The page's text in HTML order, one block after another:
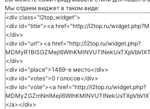
Мы отдаем виджет в таком виде:
<div class="l2top_widget">
<div id="title"><a href="http://l2top.ru/
</div>
<div id="url"><a href="http://l2top.ru/widget.php?
</div>
<div id="place">1469-е место</div>
<div id="votes">0 голосов</div>
<div id="vote"><a href="http://l2top.ru/widget.php?
</a></div>